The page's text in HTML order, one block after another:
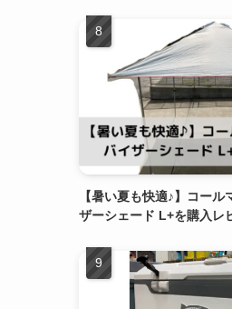
【暑い夏も快適♪】コー
ザーシェード L+を購入レ